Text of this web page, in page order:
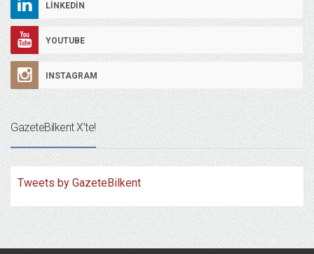
LINKEDIN
YOUTUBE
INSTAGRAM
GazeteBilkent X’te!
Tweets by GazeteBilkent